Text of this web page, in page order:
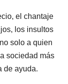
el chantaje
los insultos
solo a quien
sociedad más
de ayuda.